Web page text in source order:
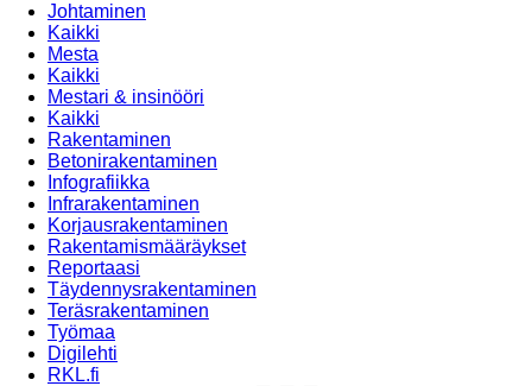
Johtaminen
Kaikki
Mesta
Kaikki
Mestari & insinööri
Kaikki
Rakentaminen
Betonirakentaminen
Infografiikka
Infrarakentaminen
Korjausrakentaminen
Rakentamismääräykset
Reportaasi
Täydennysrakentaminen
Teräsrakentaminen
Työmaa
Digilehti
RKL.fi